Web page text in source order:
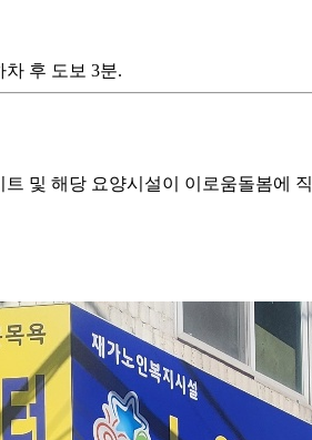
차 후 도보 3분.
및 해당 요양시설이 이로움돌봄에